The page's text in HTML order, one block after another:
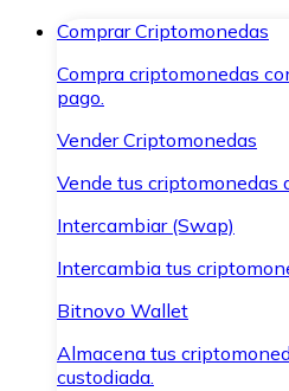
Comprar Criptomonedas
Compra criptomonedas
pago.
Vender Criptomonedas
Vende tus criptomonedas
Intercambiar (Swap)
Intercambia tus
Bitnovo Wallet
Almacena tus
custodiada.